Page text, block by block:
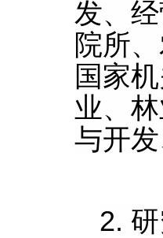
发、
院所
国家
业、
与开
2.